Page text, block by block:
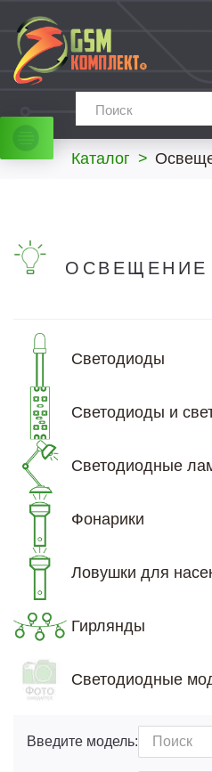
Каталог >
ОСВЕЩЕНИЕ
Светодиоды
Светодиоды и
Светодиодные
Фонарики
Ловушки для
Гирлянды
Светодиодные
Введите модель: